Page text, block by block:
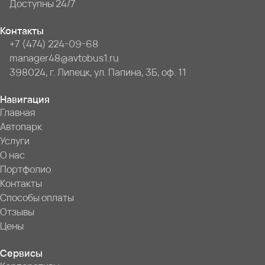
Доступны 24/7
Контакты
+7 (474) 224-09-68
manager48@avtobus1.ru
398024, г. Липецк, ул. Папина, 3Б, оф. 11
Навигация
Главная
Автопарк
Услуги
О нас
Портфолио
Контакты
Способы оплаты
Отзывы
Цены
Сервисы